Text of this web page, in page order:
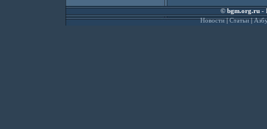
©bgm.org.ru-
Новости|Статьи|